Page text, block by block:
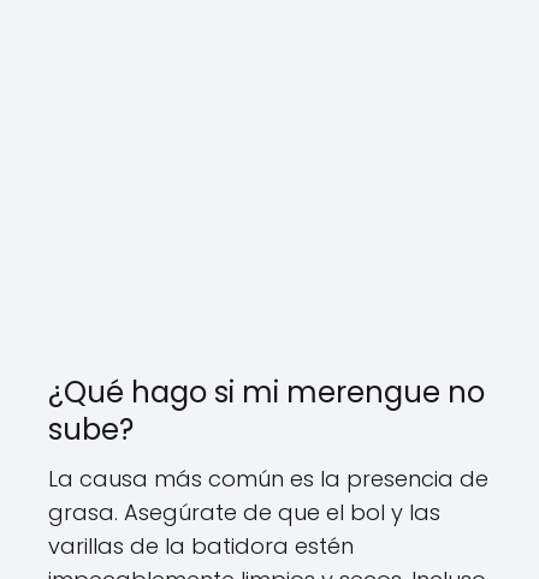
¿Qué hago si mi merengue no
sube?
La causa más común es la presencia de
grasa. Asegúrate de que el bol y las
varillas de la batidora estén